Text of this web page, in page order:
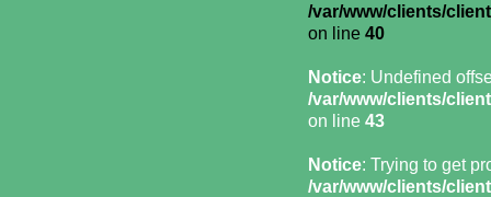
/var/www/clients/
on line 40
Notice: Undefined
/var/www/clients/
on line 43
Notice: Trying to get
/var/www/clients/